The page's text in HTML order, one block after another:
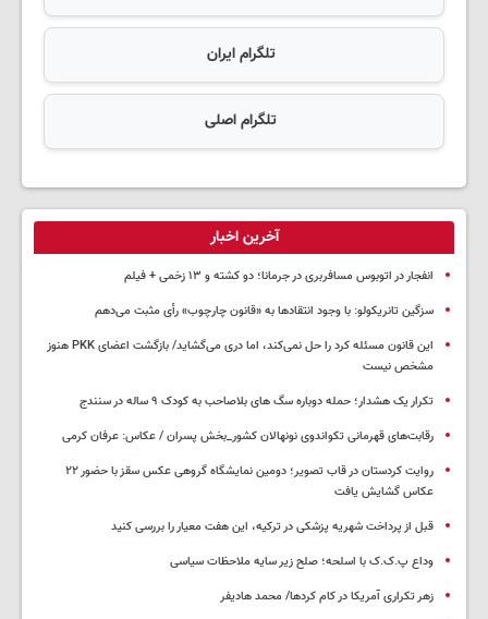
تلگرام ایران
تلگرام اصلی
آخرین اخبار
انفجار در اتوبوس مسافربری در جرمانا؛ دو کشته و ۱۳ زخمی + فیلم
سزگین تانریکولو: با وجود انتقادها به «قانون چارچوب» رأی مثبت می‌دهم
این قانون مسئله کرد را حل نمی‌کند، اما دری می‌گشاید/ بازگشت اعضای PKK هنوز
مشخص نیست
تکرار یک هشدار؛ حمله دوباره سگ های بلاصاحب به کودک ۹ ساله در سنندج
رقابت‌های قهرمانی تکواندوی نونهالان کشور_بخش پسران / عکاس: عرفان کرمی
روایت کردستان در قاب تصویر؛ دومین نمایشگاه گروهی عکس سقز با حضور ۲۲
عکاس گشایش یافت
قبل از پرداخت شهریه پزشکی در ترکیه، این هفت معیار را بررسی کنید
وداع پ.ک.ک با اسلحه؛ صلح زیر سایه ملاحظات سیاسی
زهر تکراری آمریکا در کام کردها/ محمد هادیفر